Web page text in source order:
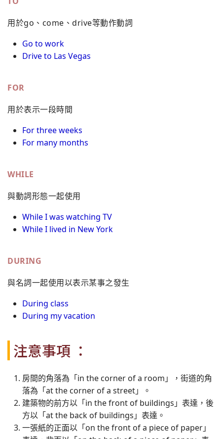
用於go、come、drive等動作動詞
Go to work
Drive to Las Vegas
FOR
用於表示一段時間
For three weeks
For many months
WHILE
與動詞形態一起使用
While I was watching TV
While I lived in New York
DURING
與名詞一起使用以表示某事之發生
During class
During my vacation
注意事項 ：
房間的角落為「in the corner of a room」，街道的角
落為「at the corner of a street」。
建築物的前方以「in the front of buildings」表達，後
方以「at the back of buildings」表達。
一張紙的正面以「on the front of a piece of paper」